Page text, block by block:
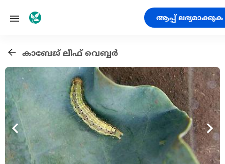
ആപ്പ് ലഭ്യമാക്കുക
കാബേജ് ലീഫ് വെബ്ബർ